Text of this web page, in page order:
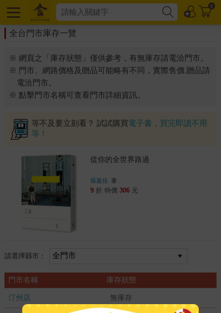
0
全台門市庫存一覽
※ 網頁之「庫存狀態」僅供參考，有無庫存請電洽門市。
※ 門市、網路價格及贈品可能略有不同，實際售價.贈品請
電洽門市。
※ 點擊門市名稱可查看門市詳細資訊。
等不及要立刻看？ 試試購買電子書，買完即讀不用
等！
從你的全世界路過
張嘉佳 著
9 折 特價 306 元
請選擇縣市：
門市名稱 庫存狀態
汀州店 無庫存